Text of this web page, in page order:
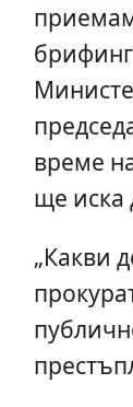
време
ще иска
„Какви